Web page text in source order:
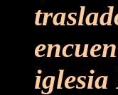
iglesia